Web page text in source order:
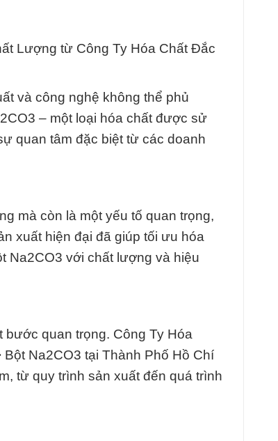
Lượng từ Công Ty Hóa Chất Đắc
và công nghệ không thể phủ
– một loại hóa chất được sử
quan tâm đặc biệt từ các doanh
mà còn là một yếu tố quan trọng,
xuất hiện đại đã giúp tối ưu hóa
Na2CO3 với chất lượng và hiệu
quan trọng. Công Ty Hóa
Na2CO3 tại Thành Phố Hồ Chí
từ quy trình sản xuất đến quá trình